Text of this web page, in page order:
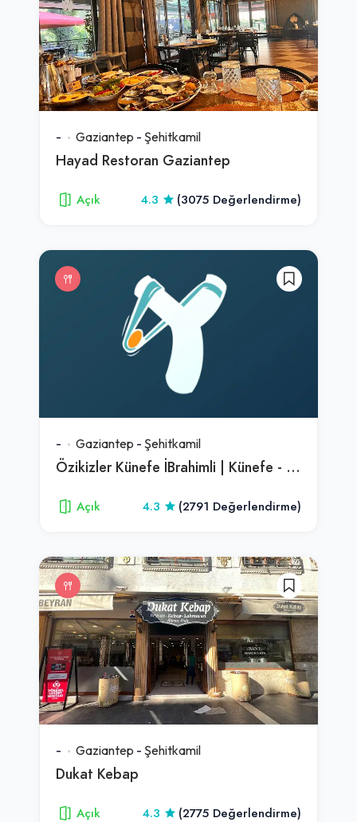
- Gaziantep - Şehitkamil
Hayad Restoran Gaziantep
Açık 4.3 (3075 Değerlendirme)
- Gaziantep - Şehitkamil
Özikizler Künefe İBrahimli | Künefe - Katmer - Tatlı
Açık 4.3 (2791 Değerlendirme)
- Gaziantep - Şehitkamil
Dukat Kebap
Açık 4.3 (2775 Değerlendirme)